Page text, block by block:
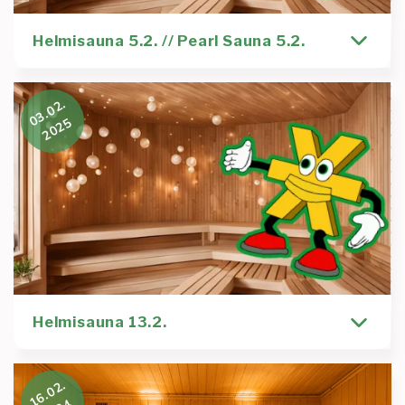
Helmisauna 5.2. // Pearl Sauna 5.2.
In English below Nonniihh, nyt olis sitä Helmisaunaa
tarjolla. ☕ Pakkaset ovat kireänä, mutta ei
Kirjoittaja
Elias Kaario
Tapahtuma
chillisti helmisauna
kulttuuri
pearlsauna
runeberg torttu
Lue lisää
:
Helmisauna
5.2.
5.2.
03.02.
2025
Helmisauna 13.2.
In english below Hei kaikki saunatontut. Nyt ois sitä
saunaa tarjolla. Helmisauna järjestetään tuttuun
16.02.